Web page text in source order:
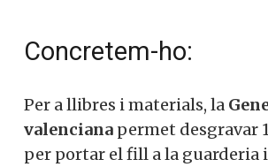
Concretem-ho:
Per a llibres i materials, la
valenciana permet desgravar
per portar el fill a la guarderia